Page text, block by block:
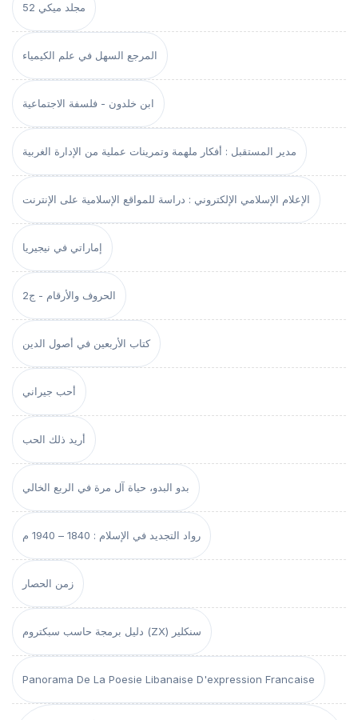
مجلد ميكي 52
المرجع السهل في علم الكيمياء
ابن خلدون - فلسفة الاجتماعية
مدير المستقبل : أفكار ملهمة وتمرينات عملية من الإدارة الغربية
الإعلام الإسلامي الإلكتروني : دراسة للمواقع الإسلامية على الإنترنت
إماراتي في نيجيريا
الحروف والأرقام - ج2
كتاب الأربعين في أصول الدين
أحب جيراني
أريد ذلك الحب
بدو البدو، حياة آل مرة في الربع الخالي
رواد التجديد في الإسلام : 1840 – 1940 م
زمن الحصار
دليل برمجة حاسب سبكتروم (ZX) سنكلير
Panorama De La Poesie Libanaise D'expression Francaise